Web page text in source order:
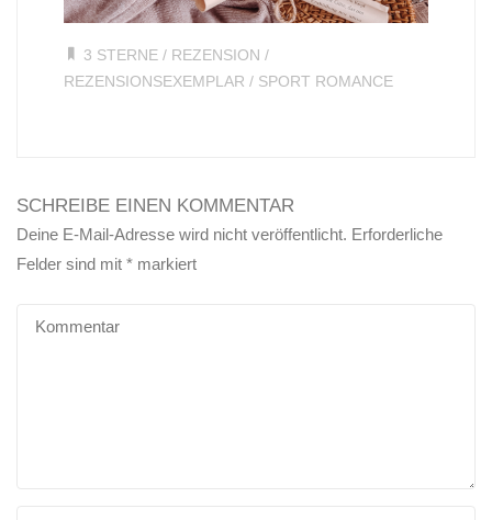
3 STERNE/ REZENSION /
REZENSIONSEXEMPLAR / SPORT ROMANCE
SCHREIBE EINEN KOMMENTAR
Deine E-Mail-Adresse wird nicht veröffentlicht. Erforderliche
Felder sind mit* markiert